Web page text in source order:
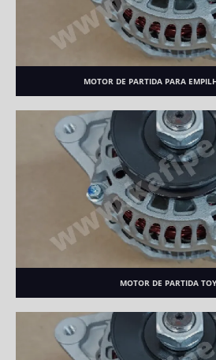
MOTOR DE PARTIDA PARA
MOTOR DE PARTIDA